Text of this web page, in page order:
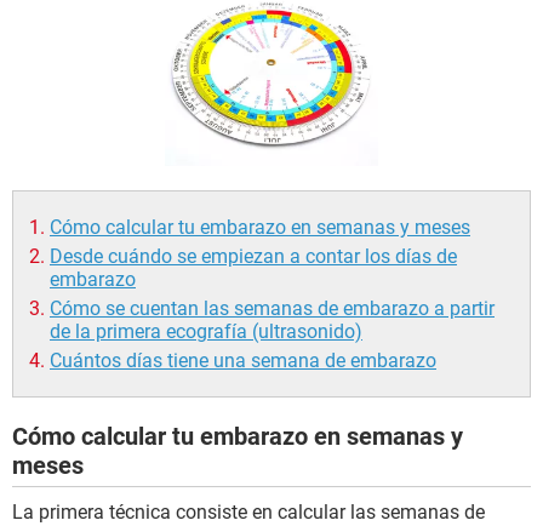
Cómo calcular tu embarazo en semanas y meses
Desde cuándo se empiezan a contar los días de
embarazo
Cómo se cuentan las semanas de embarazo a partir
de la primera ecografía (ultrasonido)
Cuántos días tiene una semana de embarazo
Cómo calcular tu embarazo en semanas y
meses
La primera técnica consiste en calcular las semanas de